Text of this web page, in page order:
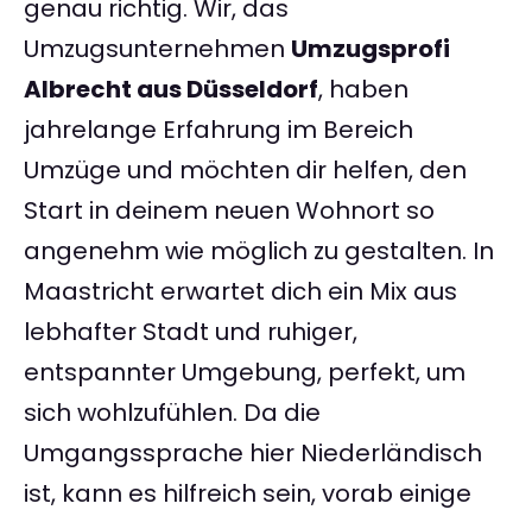
genau richtig. Wir, das
Umzugsunternehmen Umzugsprofi
Albrecht aus Düsseldorf, haben
jahrelange Erfahrung im Bereich
Umzüge und möchten dir helfen, den
Start in deinem neuen Wohnort so
angenehm wie möglich zu gestalten. In
Maastricht erwartet dich ein Mix aus
lebhafter Stadt und ruhiger,
entspannter Umgebung, perfekt, um
sich wohlzufühlen. Da die
Umgangssprache hier Niederländisch
ist, kann es hilfreich sein, vorab einige